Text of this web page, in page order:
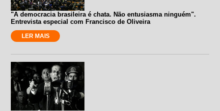
"A democracia brasileira é chata. Não entusiasma ninguém".
Entrevista especial com Francisco de Oliveira
LER MAIS